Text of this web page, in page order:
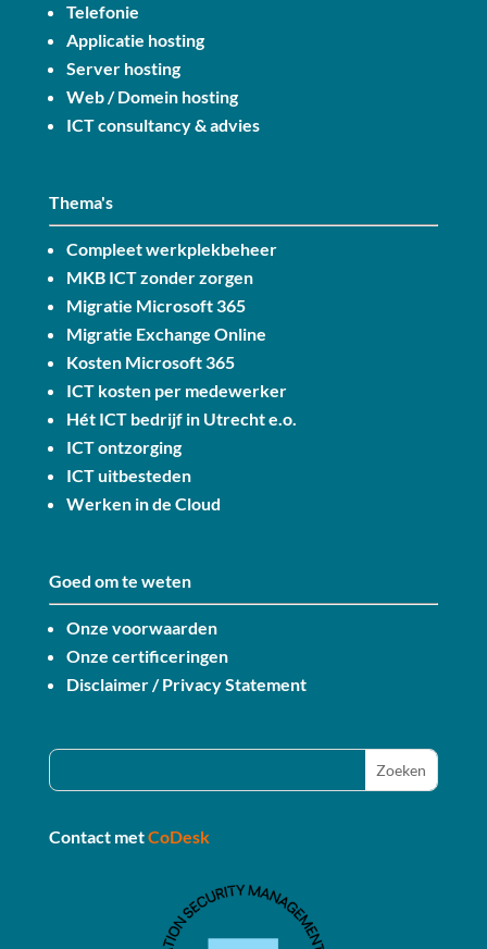
Telefonie
Applicatie hosting
Server hosting
Web / Domein hosting
ICT consultancy & advies
Thema's
Compleet werkplekbeheer
MKB ICT zonder zorgen
Migratie Microsoft 365
Migratie Exchange Online
Kosten Microsoft 365
ICT kosten per medewerker
Hét ICT bedrijf in Utrecht e.o.
ICT ontzorging
ICT uitbesteden
Werken in de Cloud
Goed om te weten
Onze voorwaarden
Onze certificeringen
Disclaimer / Privacy Statement
Contact metCoDesk